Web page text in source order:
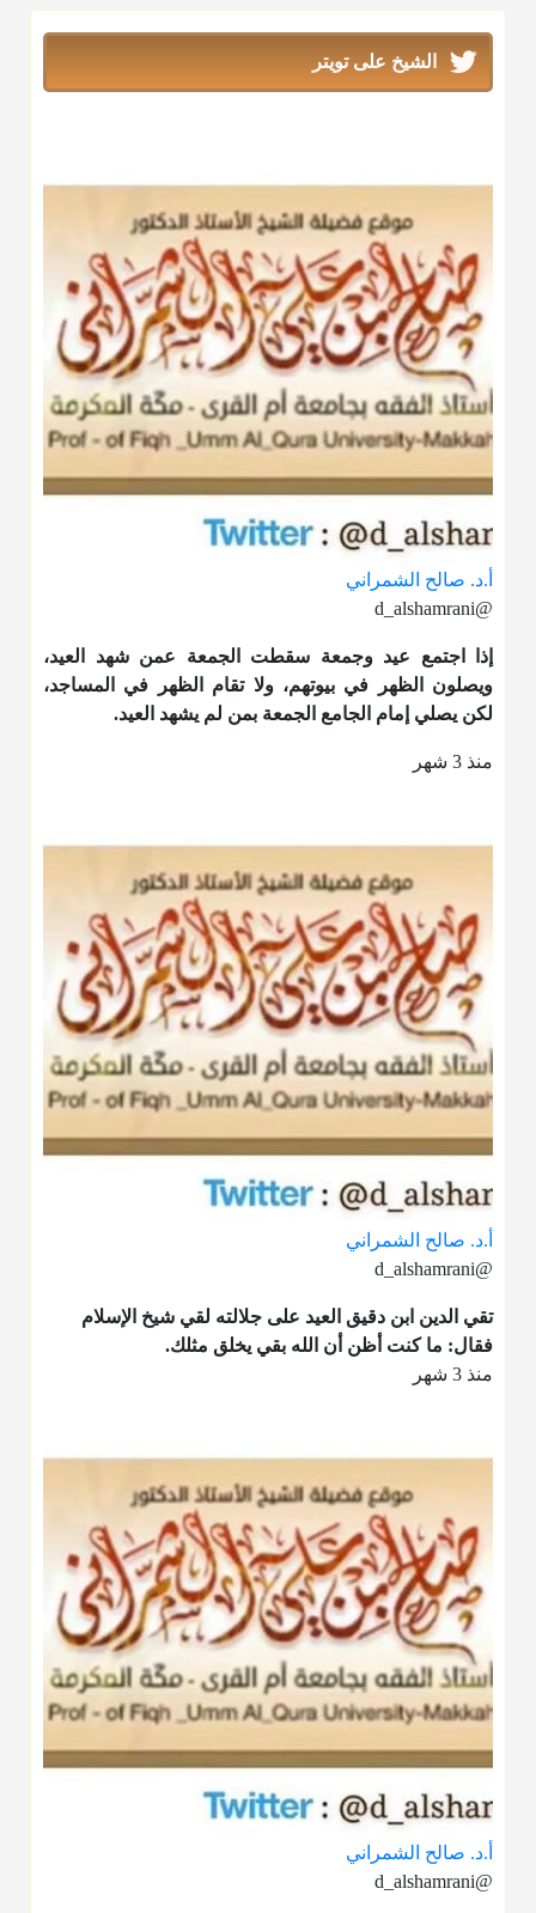
الشيخ على تويتر
أ.د. صالح الشمراني
@d_alshamrani
إذا اجتمع عيد وجمعة سقطت الجمعة عمن شهد العيد،
ويصلون الظهر في بيوتهم، ولا تقام الظهر في المساجد،
لكن يصلي إمام الجامع الجمعة بمن لم يشهد العيد.
منذ 3 شهر
أ.د. صالح الشمراني
@d_alshamrani
تقي الدين ابن دقيق العيد على جلالته لقي شيخ الإسلام
فقال: ما كنت أظن أن الله بقي يخلق مثلك.
منذ 3 شهر
أ.د. صالح الشمراني
@d_alshamrani